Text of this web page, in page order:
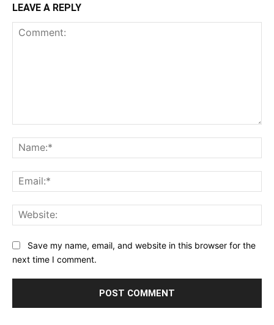
LEAVE A REPLY
Save my name, email, and website in this browser for the
next time I comment.